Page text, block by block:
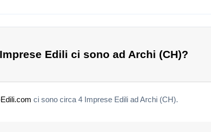
Edili ci sono ad Archi (CH)?
ci sono circa 4 Imprese Edili ad Archi (CH).